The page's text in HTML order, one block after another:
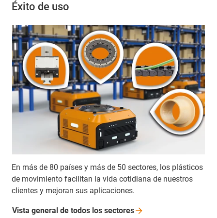
Éxito de uso
En más de 80 países y más de 50 sectores, los plásticos
de movimiento facilitan la vida cotidiana de nuestros
clientes y mejoran sus aplicaciones.
Vista general de todos los sectores